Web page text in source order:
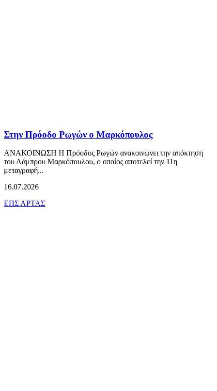
Στην Πρόοδο Ρωγών ο Μαρκόπουλος
ΑΝΑΚΟΙΝΩΣΗ Η Πρόοδος Ρωγών ανακοινώνει την απόκτηση
του Λάμπρου Μαρκόπουλου, ο οποίος αποτελεί την 11η
μεταγραφή...
16.07.2026
ΕΠΣ ΑΡΤΑΣ